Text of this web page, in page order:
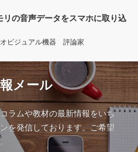
リの音声データをスマホに取り込
ビジュアル機器 評論家
メール
ラムや教材の最新情報をいち
を発信しております。ご希望